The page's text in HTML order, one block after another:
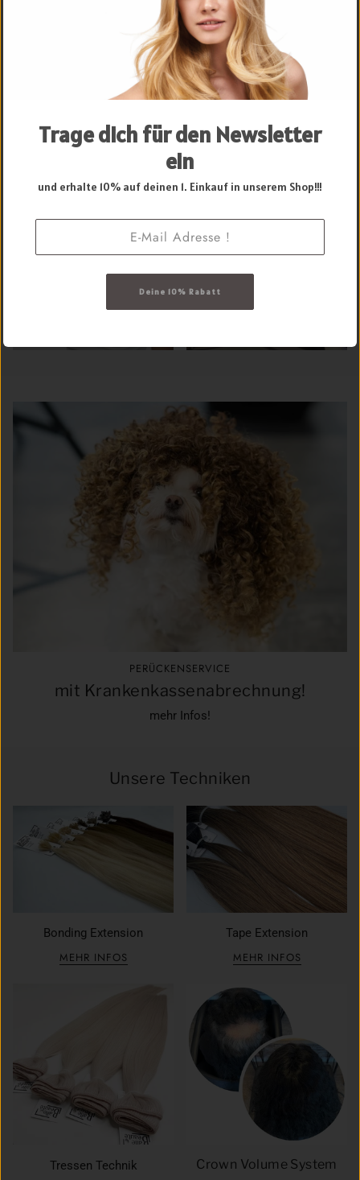
Extensions -
hochwertiges
ZUM SHOP
Extensions
Zubehör
Beautygutscheine
Extension
PERÜCKENSERVICE
mit Krankenkassenabrechnung!
mehr Infos!
Unsere Techniken
Bonding Extension
MEHR INFOS
Tape Extension
MEHR INFOS
Tressen Technik
Crown Volume System
Trage dich für den Newsletter
ein
und erhalte 10% auf deinen 1. Einkauf in unserem Shop!!!
Deine 10% Rabatt